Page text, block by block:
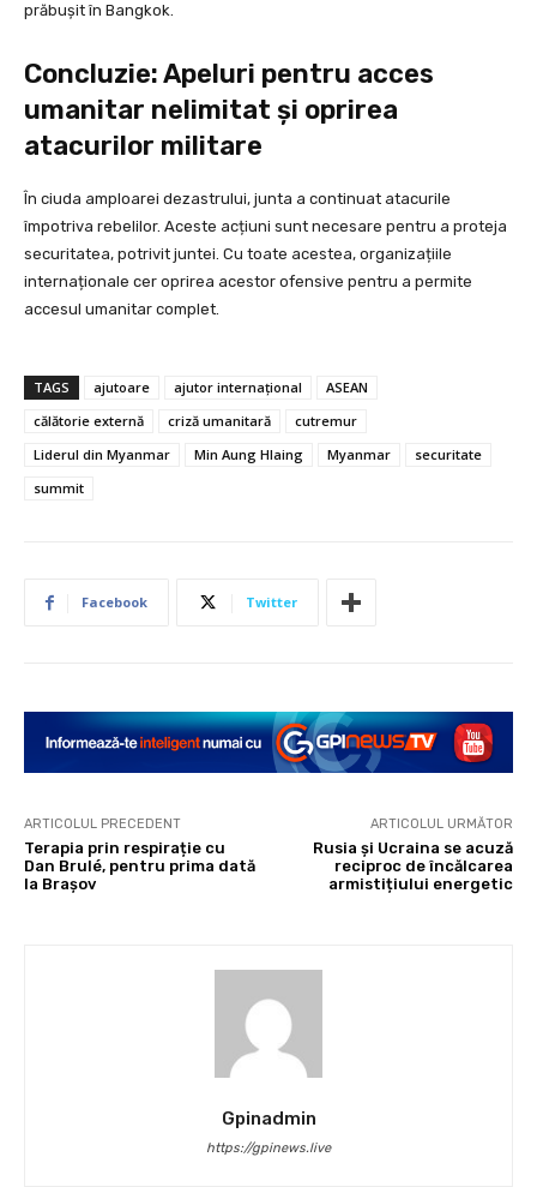
prăbușit în Bangkok.
Concluzie: Apeluri pentru acces
umanitar nelimitat și oprirea
atacurilor militare
În ciuda amploarei dezastrului, junta a continuat atacurile
împotriva rebelilor. Aceste acțiuni sunt necesare pentru a proteja
securitatea, potrivit juntei. Cu toate acestea, organizațiile
internaționale cer oprirea acestor ofensive pentru a permite
accesul umanitar complet.
TAGS ajutoare ajutor internațional
ASEAN
călătorie externă
criză umanitară
cutremur
Liderul din Myanmar
Min Aung Hlaing Myanmar
securitate
summit
Facebook Twitter
ARTICOLUL PRECEDENT
Terapia prin respirație cu
Dan Brulé, pentru prima dată
la Brașov
ARTICOLUL URMĂTOR
Rusia și Ucraina se acuză
reciproc de încălcarea
armistițiului energetic
Gpinadmin
https://gpinews.live